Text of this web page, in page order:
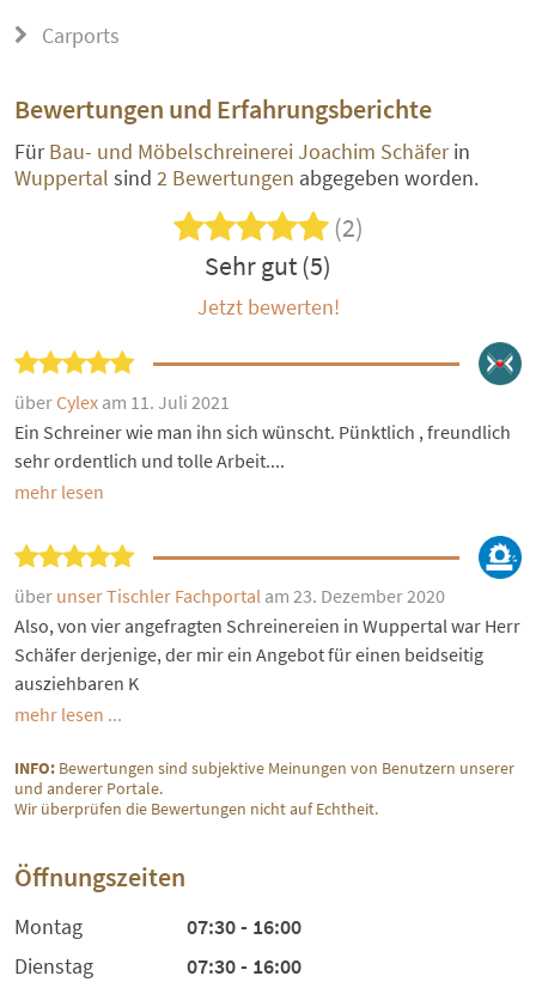
Carports
Bewertungen und Erfahrungsberichte
FürBau- und Möbelschreinerei Joachim Schäferin
Wuppertal sind 2 Bewertungen abgegeben worden.
(2)
Sehr gut (5)
Jetzt bewerten!
über Cylex am 11. Juli 2021
Ein Schreiner wie man ihn sich wünscht. Pünktlich , freundlich
sehr ordentlich und tolle Arbeit....
mehr lesen
über unser Tischler Fachportal am 23. Dezember 2020
Also, von vier angefragten Schreinereien in Wuppertal war Herr
Schäfer derjenige, der mir ein Angebot für einen beidseitig
ausziehbaren K
mehr lesen ...
INFO: Bewertungen sind subjektive Meinungen von Benutzern unserer
und anderer Portale.
Wir überprüfen die Bewertungen nicht auf Echtheit.
Öffnungszeiten
Montag
07:30 - 16:00
Dienstag
07:30 - 16:00